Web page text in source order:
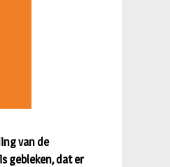
van de
gebleken, dat er